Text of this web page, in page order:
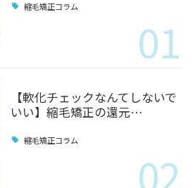
縮毛矯正コラム
01
【軟化チェックなんてしないで
いい】縮毛矯正の還元…
縮毛矯正コラム
02